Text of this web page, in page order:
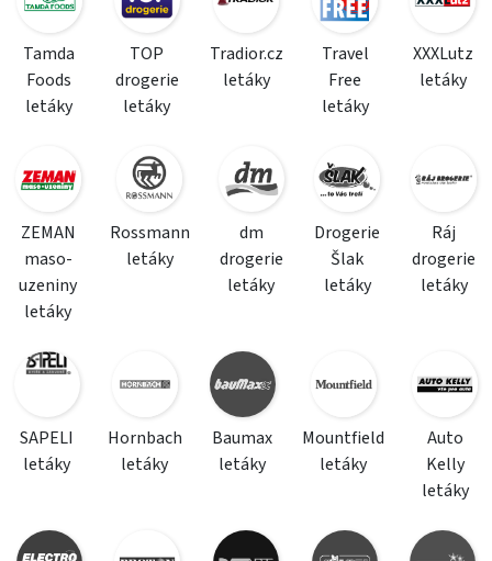
Tamda
Foods
letáky
TOP
drogerie
letáky
Tradior.cz
letáky
Travel
Free
letáky
XXXLutz
letáky
ZEMAN
maso-
uzeniny
letáky
Rossmann
letáky
dm
drogerie
letáky
Drogerie
Šlak
letáky
Ráj
drogerie
letáky
SAPELI
letáky
Hornbach
letáky
Baumax
letáky
Mountfield
letáky
Auto
Kelly
letáky